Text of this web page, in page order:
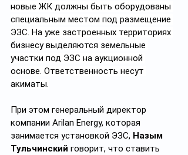
новые ЖК должны быть оборудованы
специальным местом под размещение
ЭЗС. На уже застроенных территориях
бизнесу выделяются земельные
участки под ЭЗС на аукционной
основе. Ответственность несут
акиматы.
При этом генеральный директор
компании Arilan Energy, которая
занимается установкой ЭЗС, Назым
Тульчинский говорит, что ставить